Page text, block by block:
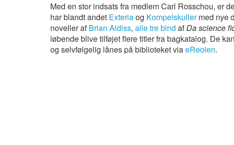
Med en stor indsats fra medlem Carl Rosschou, er
har blandt andet Exteriaog Kompelskullermed nye
noveller afBrian Aldiss, alletrebind afDa science
løbende blive tilføjet flere titler fra bagkatalog. De
og selvfølgelig lånes på biblioteket viaeReolen.